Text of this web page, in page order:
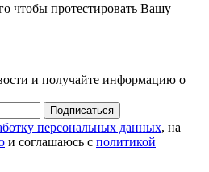
чтобы протестировать Вашу
и получайте информацию о
Подписаться
персональных данных, на
и соглашаюсь с политикой